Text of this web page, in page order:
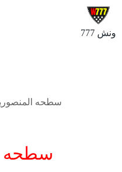
ونش 777
سطحه المنصورية |
سطحه